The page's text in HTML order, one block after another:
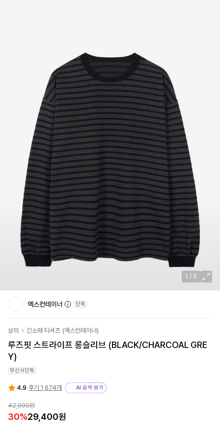
1 / 5
엑스컨테이너 단독
상의 긴소매 티셔츠 (엑스컨테이너)
루즈핏 스트라이프 롱슬리브 (BLACK/CHARCOAL GRE
Y)
무신사단독
4.9 후기 1,674개 AI 요약 보기
42,000원
30%29,400원